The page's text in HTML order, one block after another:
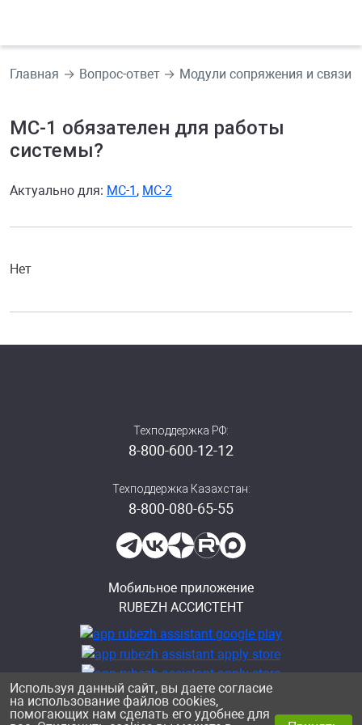
Главная Вопрос-ответ Модули сопряжения и связи
МС-1 обязателен для работы
системы?
Актуально для: МС-1 , МС-2
Нет
Техподдержка РФ:
8-800-600-12-12
Техподдержка Казахстан:
8-800-080-65-55
Мобильное приложение
RUBEZH АССИСТЕНТ
Политика конфиденциальности
Используя данный сайт, вы даете согласие
на использование файлов cookies,
помогающих нам сделать его удобнее для